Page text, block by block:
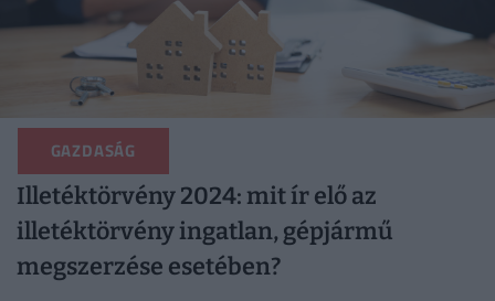
GAZDASÁG
Illetéktörvény 2024: mit ír elő az
illetéktörvény ingatlan, gépjármű
megszerzése esetében?